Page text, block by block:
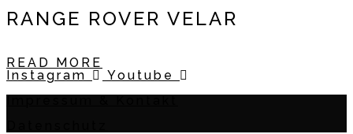
RANGE ROVER VELAR
READ MORE
Instagram
Youtube